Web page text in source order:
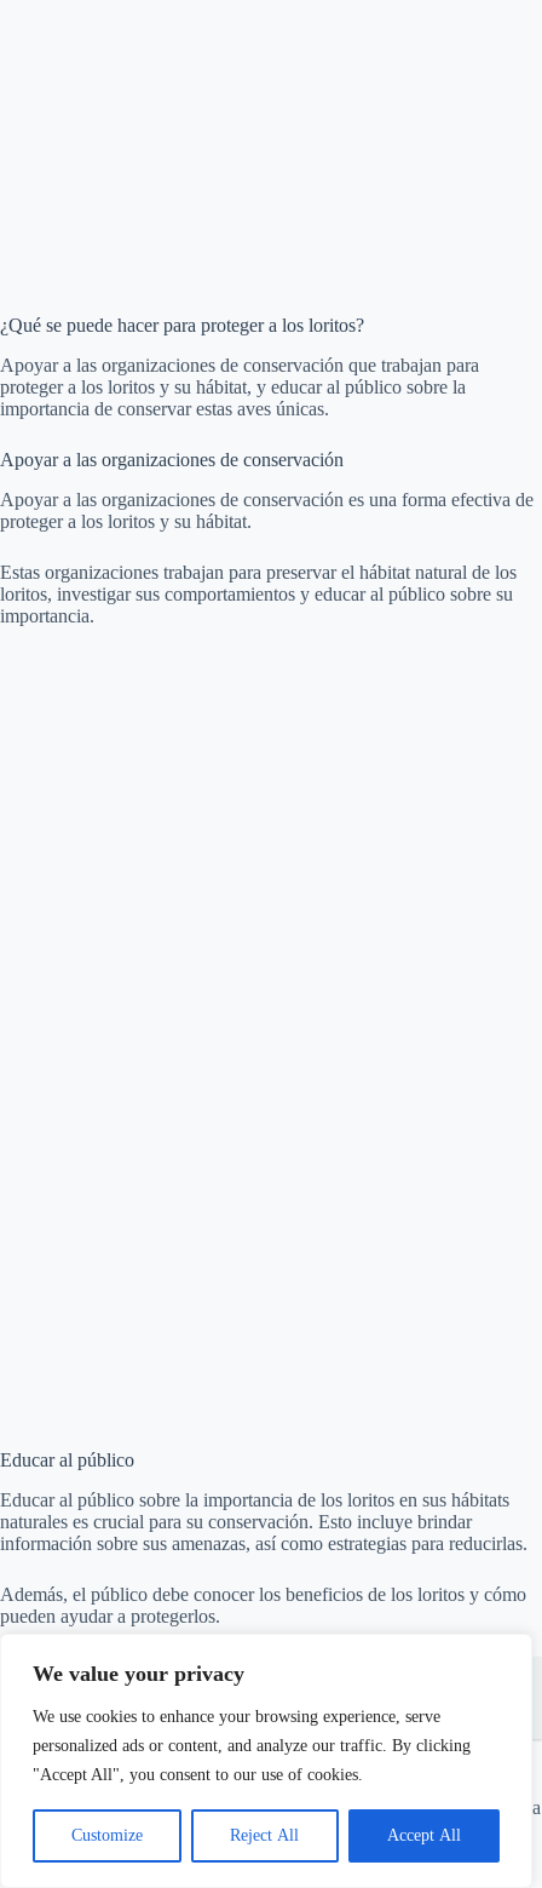
We value your privacy
We use cookies to enhance your browsing experience, serve
personalized ads or content, and analyze our traffic. By clicking
"Accept All", you consent to our use of cookies.
Customize Reject All Accept All
¿Qué se puede hacer para proteger a los loritos?
Apoyar a las organizaciones de conservación que trabajan para
proteger a los loritos y su hábitat, y educar al público sobre la
importancia de conservar estas aves únicas.
Apoyar a las organizaciones de conservación
Apoyar a las organizaciones de conservación es una forma efectiva de
proteger a los loritos y su hábitat.
Estas organizaciones trabajan para preservar el hábitat natural de los
loritos, investigar sus comportamientos y educar al público sobre su
importancia.
Educar al público
Educar al público sobre la importancia de los loritos en sus hábitats
naturales es crucial para su conservación. Esto incluye brindar
información sobre sus amenazas, así como estrategias para reducirlas.
Además, el público debe conocer los beneficios de los loritos y cómo
pueden ayudar a protegerlos.
Véase también Cómo crear una dieta variada y saludable
para Loritos
Crear leyes y regulaciones para proteger a los loritos
Es fundamental establecer leyes y regulaciones estrictas para proteger a
los loritos.